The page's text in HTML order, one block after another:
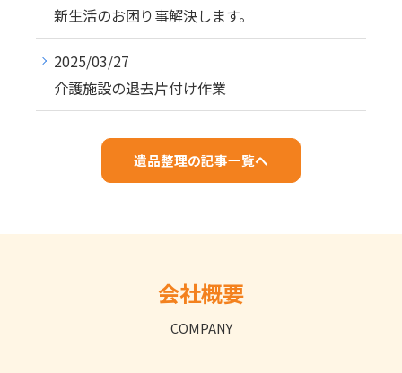
新生活のお困り事解決します。
2025/03/27
介護施設の退去片付け作業
遺品整理の記事一覧へ
会社概要
COMPANY